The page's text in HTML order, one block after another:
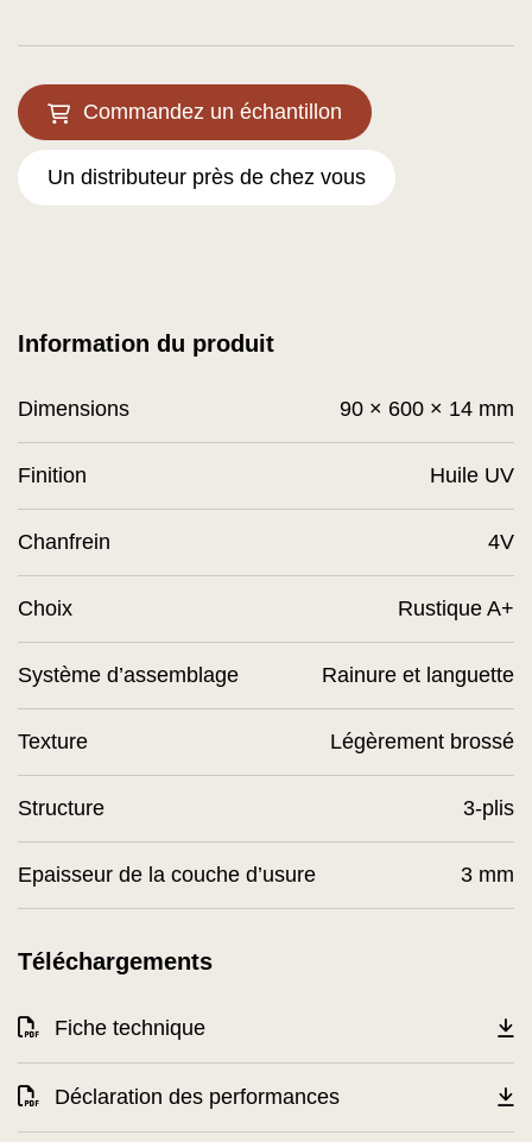
Commandez un échantillon
Un distributeur près de chez vous
Téléchargements
Fiche technique
Déclaration des performances
Information du produit
Dimensions 90 × 600 × 14 mm
Finition Huile UV
Chanfrein 4V
Choix Rustique A+
Système d’assemblage Rainure et languette
Texture Légèrement brossé
Structure 3-plis
Epaisseur de la couche d’usure 3 mm